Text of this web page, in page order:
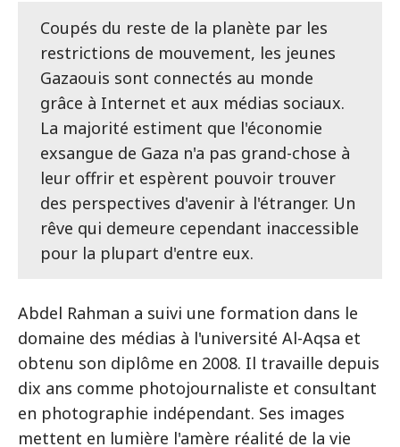
Coupés du reste de la planète par les
restrictions de mouvement, les jeunes
Gazaouis sont connectés au monde
grâce à Internet et aux médias sociaux.
La majorité estiment que l'économie
exsangue de Gaza n'a pas grand-chose à
leur offrir et espèrent pouvoir trouver
des perspectives d'avenir à l'étranger. Un
rêve qui demeure cependant inaccessible
pour la plupart d'entre eux.
Abdel Rahman a suivi une formation dans le
domaine des médias à l'université Al-Aqsa et
obtenu son diplôme en 2008. Il travaille depuis
dix ans comme photojournaliste et consultant
en photographie indépendant. Ses images
mettent en lumière l'amère réalité de la vie